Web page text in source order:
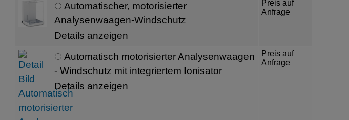
Automatischer, motorisierter
Analysenwaagen-Windschutz
Details anzeigen
Preis auf
Anfrage
Automatisch motorisierter Analysenwaagen
- Windschutz mit integriertem Ionisator
Details anzeigen
Preis auf
Anfrage